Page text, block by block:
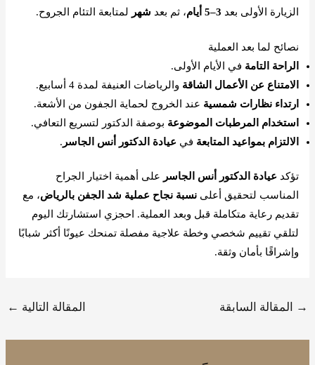
الزيارة الأولى بعد 3–5 أيام ، ثم بعد شهر لمتابعة التئام الجروح.
نصائح لما بعد العملية
الراحة التامة في الأيام الأولى.
الامتناع عن الأعمال الشاقة والرياضات العنيفة لمدة 4 أسابيع.
ارتداء نظارات شمسية عند الخروج لحماية الجفون من الأشعة.
استخدام المرطبات الموضوعة بوصفة الدكتور لتسريع التعافي.
الالتزام بمواعيد المتابعة في عيادة الدكتور أنس الجاسر .
تؤكد عيادة الدكتور أنس الجاسر على أهمية اختيار الجراح
المناسب لتحقيق أعلىنسبة نجاح عملية شد الجفن بالرياض، مع
تقديم رعاية متكاملة قبل وبعد العملية. احجزي استشارتك اليوم
لتلقي تقييم شخصي وخطة علاجية مفصلة تمنحك عيونًا أكثر شبابًا
وإشراقًا بأمان وثقة.
→ المقالة السابقة المقالة التالية ←